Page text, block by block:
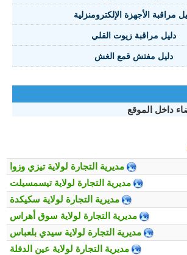
مراقبة الأجهزة الإلكترومنزلية
دليل مراقبة زيوت القلي
دليل مفتش قمع الغش
مديرية التجارة لولاية تيزي وزوا
مديرية التجارة لولاية تيسمسيلت
مديرية التجارة لولاية سكيكدة
مديرية التجارة لولاية سوق أهراس
مديرية التجارة لولاية سيدي بلعباس
مديرية التجارة لولاية عين الدفلة